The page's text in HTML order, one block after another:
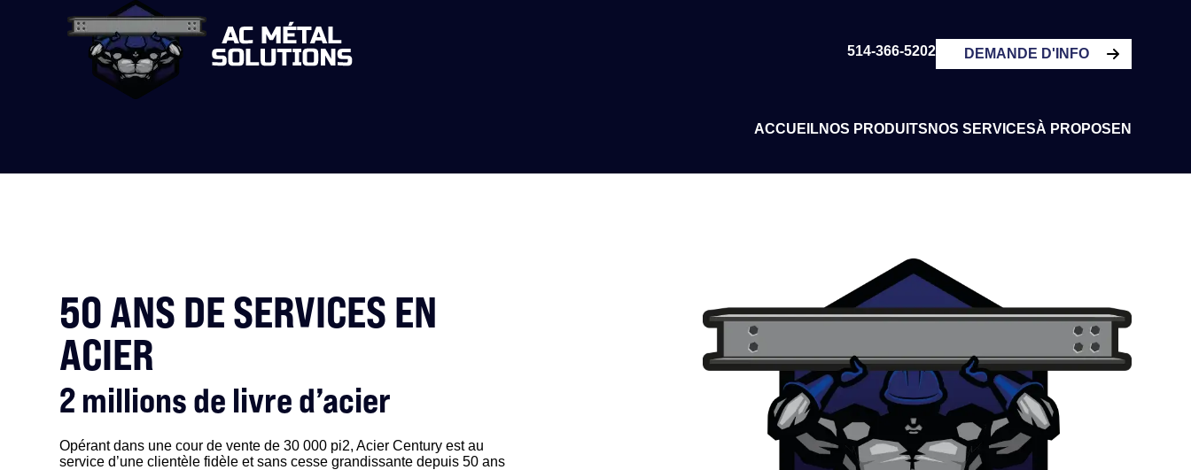
ACCUEILNOS PRODUITS NOS SERVICESÀ PROPOS EN
514-366-5202 DEMANDE D'INFO
50 ANS DE SERVICES EN
ACIER
2 millions de livre d’acier
Opérant dans une cour de vente de 30 000 pi2, Acier Century est au
service d’une clientèle fidèle et sans cesse grandissante depuis 50 ans